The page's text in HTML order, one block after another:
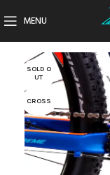
MENU
SOLD O
UT
CROSS